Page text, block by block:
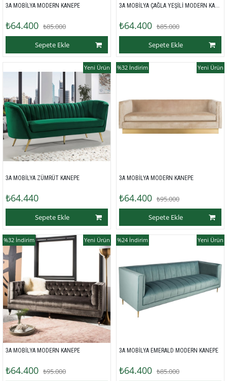
3A MOBİLYA MODERN KANEPE
₺64.400 ₺85.000
Sepete Ekle
3A MOBİLYA ÇAĞLA YEŞİLİ MODERN KANEPE
₺64.400 ₺85.000
Sepete Ekle
3A MOBİLYA ZÜMRÜT KANEPE
₺64.440
Sepete Ekle
Yeni Ürün
3A MOBİLYA MODERN KANEPE
₺64.400 ₺95.000
Sepete Ekle
%32 İndirim Yeni Ürün
3A MOBİLYA MODERN KANEPE
₺64.400 ₺95.000
%32 İndirim Yeni Ürün
3A MOBİLYA EMERALD MODERN KANEPE
₺64.400 ₺85.000
%24 İndirim Yeni Ürün